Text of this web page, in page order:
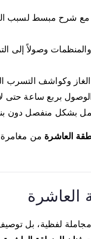
مع شرح مبسط لسبب
وصولاً إلى
وكواشف التسرب
بربع ساعة حتى لا
بشكل منفصل دون
العاشرة من
العاشرة
لفظية، بل